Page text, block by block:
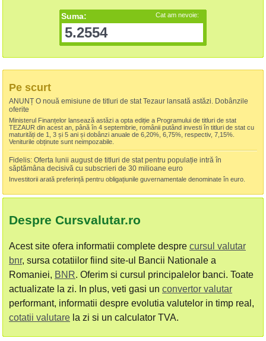
Suma: Cat am nevoie:
Pe scurt
ANUNȚ O nouă emisiune de titluri de stat Tezaur lansată astăzi. Dobânzile
oferite
Ministerul Finanțelor lansează astăzi a opta ediție a Programului de titluri de stat
TEZAUR din acest an, până în 4 septembrie, românii putând investi în titluri de stat cu
maturități de 1, 3 și 5 ani și dobânzi anuale de 6,20%, 6,75%, respectiv, 7,15%.
Veniturile obținute sunt neimpozabile.
Fidelis: Oferta lunii august de titluri de stat pentru populație intră în
săptămâna decisivă cu subscrieri de 30 milioane euro
Investitorii arată preferință pentru obligațiunile guvernamentale denominate în euro.
Despre Cursvalutar.ro
Acest site ofera informatii complete despre cursul valutar
bnr, sursa cotatiilor fiind site-ul Bancii Nationale a
Romaniei, BNR. Oferim si cursul principalelor banci. Toate
actualizate la zi. In plus, veti gasi un convertor valutar
performant, informatii despre evolutia valutelor in timp real,
cotatii valutare la zi si un calculator TVA.